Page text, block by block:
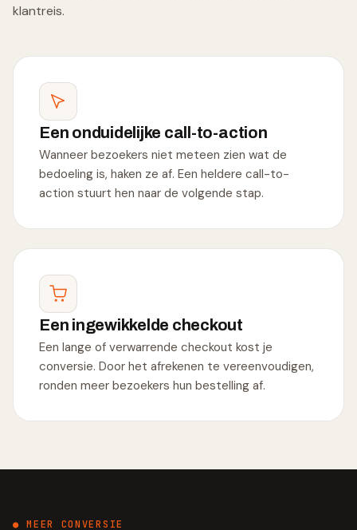
klantreis.
Een onduidelijke call-to-action
Wanneer bezoekers niet meteen zien wat de
bedoeling is, haken ze af. Een heldere call-to-
action stuurt hen naar de volgende stap.
Een ingewikkelde checkout
Een lange of verwarrende checkout kost je
conversie. Door het afrekenen te vereenvoudigen,
ronden meer bezoekers hun bestelling af.
● MEER CONVERSIE